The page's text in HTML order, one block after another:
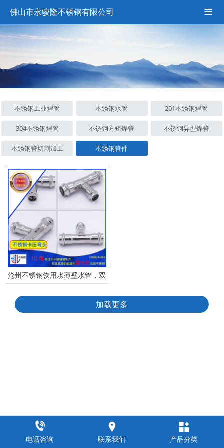
佛山市永骏隆不锈钢有限公司 
不锈钢工业焊管 不锈钢水管 201不锈钢焊管
304不锈钢焊管 不锈钢方矩焊管 不锈钢异型焊管
不锈钢管切割加工 不锈钢管件
沧州不锈钢饮用水薄壁水管，双卡压管件
加载更多

电话咨询

联系我们

产品分类